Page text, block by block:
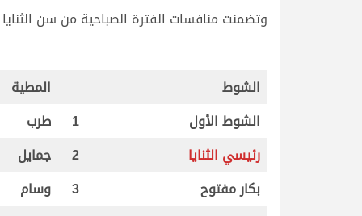
وتضمنت منافسات الفترة الصباحية من سن الثنايا للأشواط المفتوحة إقامة 11 شوطاً (7
الشوط المطية
الشوط الأول
1 طرب
رئيسي الثنايا
2 جمايل
بكار مفتوح
3 وسام